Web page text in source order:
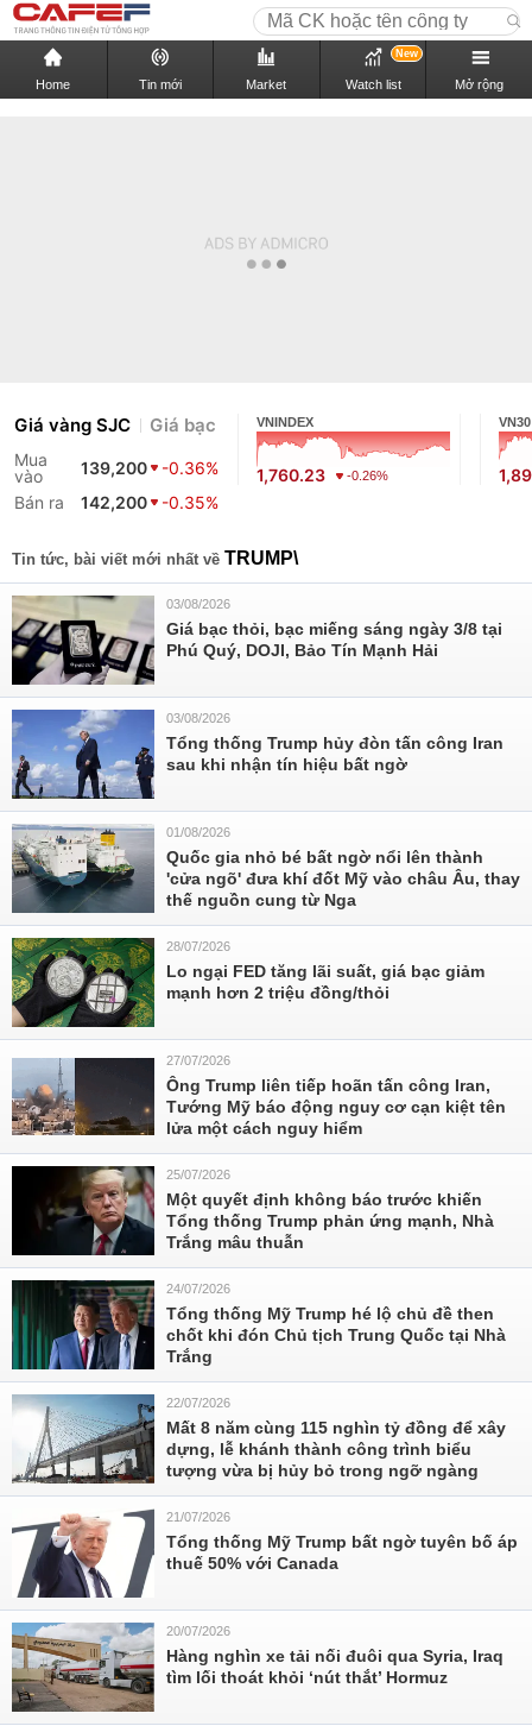
Home Tin mới Market Watch list
New
Mở rộng
Giá vàng SJC Giá bạc
Mua
vào
139,200
-0.36%
Bán ra
142,200 -0.35%
VNINDEX
1,760.23 -0.26%
VN30
Tin tức, bài viết mới nhất về TRUMP\
03/08/2026
Giá bạc thỏi, bạc miếng sáng ngày 3/8 tại
Phú Quý, DOJI, Bảo Tín Mạnh Hải
03/08/2026
Tổng thống Trump hủy đòn tấn công Iran
sau khi nhận tín hiệu bất ngờ
01/08/2026
Quốc gia nhỏ bé bất ngờ nổi lên thành
'cửa ngõ' đưa khí đốt Mỹ vào châu Âu, thay
thế nguồn cung từ Nga
28/07/2026
Lo ngại FED tăng lãi suất, giá bạc giảm
mạnh hơn 2 triệu đồng/thỏi
27/07/2026
Ông Trump liên tiếp hoãn tấn công Iran,
Tướng Mỹ báo động nguy cơ cạn kiệt tên
lửa một cách nguy hiểm
25/07/2026
Một quyết định không báo trước khiến
Tổng thống Trump phản ứng mạnh, Nhà
Trắng mâu thuẫn
24/07/2026
Tổng thống Mỹ Trump hé lộ chủ đề then
chốt khi đón Chủ tịch Trung Quốc tại Nhà
Trắng
22/07/2026
Mất 8 năm cùng 115 nghìn tỷ đồng để xây
dựng, lễ khánh thành công trình biểu
tượng vừa bị hủy bỏ trong ngỡ ngàng
21/07/2026
Tổng thống Mỹ Trump bất ngờ tuyên bố áp
thuế 50% với Canada
20/07/2026
Hàng nghìn xe tải nối đuôi qua Syria, Iraq
tìm lối thoát khỏi ‘nút thắt’ Hormuz